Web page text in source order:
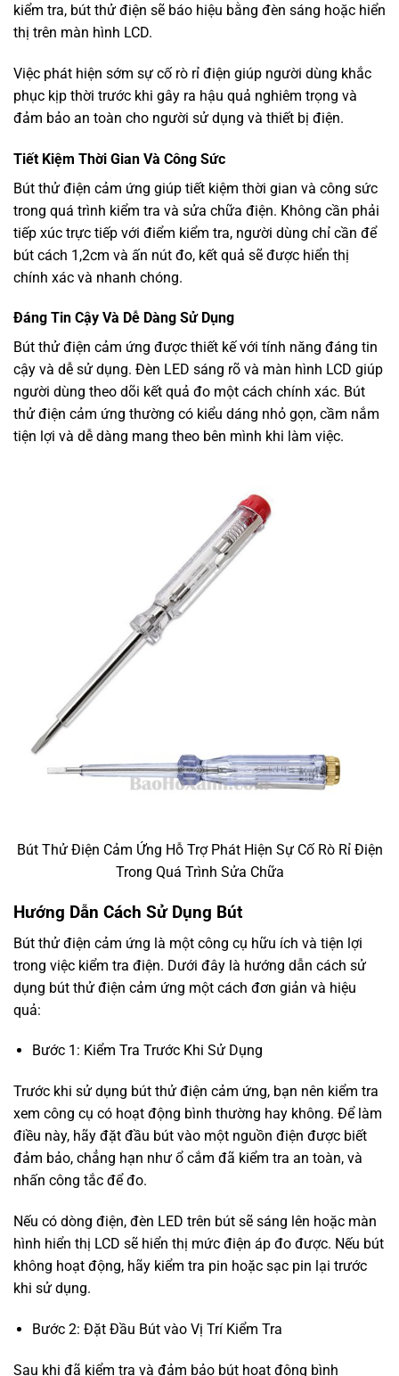
kiểm tra, bút thử điện sẽ báo hiệu bằng đèn sáng hoặc hiển
thị trên màn hình LCD.
Việc phát hiện sớm sự cố rò rỉ điện giúp người dùng khắc
phục kịp thời trước khi gây ra hậu quả nghiêm trọng và
đảm bảo an toàn cho người sử dụng và thiết bị điện.
Tiết Kiệm Thời Gian Và Công Sức
Bút thử điện cảm ứng giúp tiết kiệm thời gian và công sức
trong quá trình kiểm tra và sửa chữa điện. Không cần phải
tiếp xúc trực tiếp với điểm kiểm tra, người dùng chỉ cần để
bút cách 1,2cm và ấn nút đo, kết quả sẽ được hiển thị
chính xác và nhanh chóng.
Đáng Tin Cậy Và Dễ Dàng Sử Dụng
Bút thử điện cảm ứng được thiết kế với tính năng đáng tin
cậy và dễ sử dụng. Đèn LED sáng rõ và màn hình LCD giúp
người dùng theo dõi kết quả đo một cách chính xác. Bút
thử điện cảm ứng thường có kiểu dáng nhỏ gọn, cầm nắm
tiện lợi và dễ dàng mang theo bên mình khi làm việc.
Bút Thử Điện Cảm Ứng Hỗ Trợ Phát Hiện Sự Cố Rò Rỉ Điện
Trong Quá Trình Sửa Chữa
Hướng Dẫn Cách Sử Dụng Bút
Bút thử điện cảm ứng là một công cụ hữu ích và tiện lợi
trong việc kiểm tra điện. Dưới đây là hướng dẫn cách sử
dụng bút thử điện cảm ứng một cách đơn giản và hiệu
quả:
Bước 1: Kiểm Tra Trước Khi Sử Dụng
Trước khi sử dụng bút thử điện cảm ứng, bạn nên kiểm tra
xem công cụ có hoạt động bình thường hay không. Để làm
điều này, hãy đặt đầu bút vào một nguồn điện được biết
đảm bảo, chẳng hạn như ổ cắm đã kiểm tra an toàn, và
nhấn công tắc để đo.
Nếu có dòng điện, đèn LED trên bút sẽ sáng lên hoặc màn
hình hiển thị LCD sẽ hiển thị mức điện áp đo được. Nếu bút
không hoạt động, hãy kiểm tra pin hoặc sạc pin lại trước
khi sử dụng.
Bước 2: Đặt Đầu Bút vào Vị Trí Kiểm Tra
Sau khi đã kiểm tra và đảm bảo bút hoạt động bình